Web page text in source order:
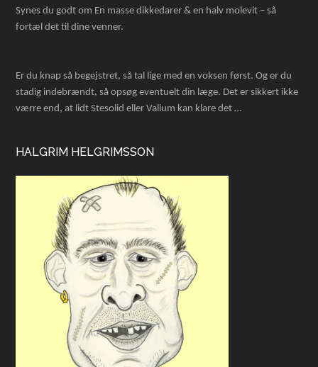
Synes du godt om En masse dikkedarer & en halv molevit – så
fortæl det til dine venner.
Er du knap så begejstret, så tal lige med en voksen først. Og er du
stadig indebrændt, så opsøg eventuelt din læge. Det er sikkert ikke
værre end, at lidt Stesolid eller Valium kan klare det …
HALGRIM HELGRIMSSON